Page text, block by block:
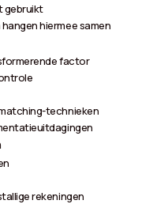
gebruikt
hiermee samen
factor
technieken
rekeningen